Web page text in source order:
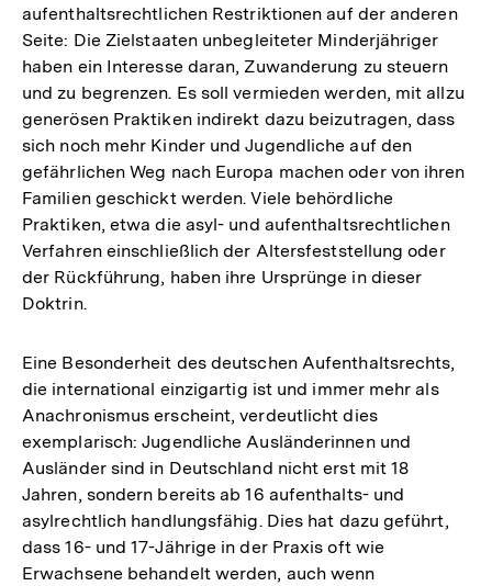
aufenthaltsrechtlichen Restriktionen auf der anderen
Seite: Die Zielstaaten unbegleiteter Minderjähriger
haben ein Interesse daran, Zuwanderung zu steuern
und zu begrenzen. Es soll vermieden werden, mit allzu
generösen Praktiken indirekt dazu beizutragen, dass
sich noch mehr Kinder und Jugendliche auf den
gefährlichen Weg nach Europa machen oder von ihren
Familien geschickt werden. Viele behördliche
Praktiken, etwa die asyl- und aufenthaltsrechtlichen
Verfahren einschließlich der Altersfeststellung oder
der Rückführung, haben ihre Ursprünge in dieser
Doktrin.
Eine Besonderheit des deutschen Aufenthaltsrechts,
die international einzigartig ist und immer mehr als
Anachronismus erscheint, verdeutlicht dies
exemplarisch: Jugendliche Ausländerinnen und
Ausländer sind in Deutschland nicht erst mit 18
Jahren, sondern bereits ab 16 aufenthalts- und
asylrechtlich handlungsfähig. Dies hat dazu geführt,
dass 16- und 17-Jährige in der Praxis oft wie
Erwachsene behandelt werden, auch wenn